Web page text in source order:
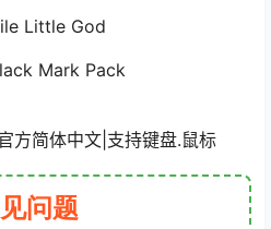
Little God
Mark Pack
方简体中文|支持键盘.鼠标
问题